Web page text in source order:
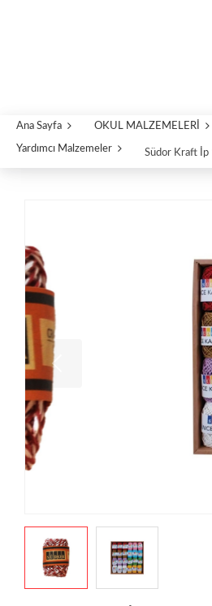
Ana Sayfa OKUL MALZEMELERİ
Yardımcı Malzemeler Südor Kraft İp